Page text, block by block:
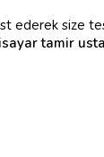
ederek size
tamir